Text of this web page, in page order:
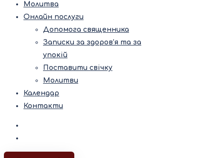
Молитва
Онлайн послуги
Допомога священника
Записки за здоров’я та за
упокій
Поставити свічку
Молитви
Календар
Контакти